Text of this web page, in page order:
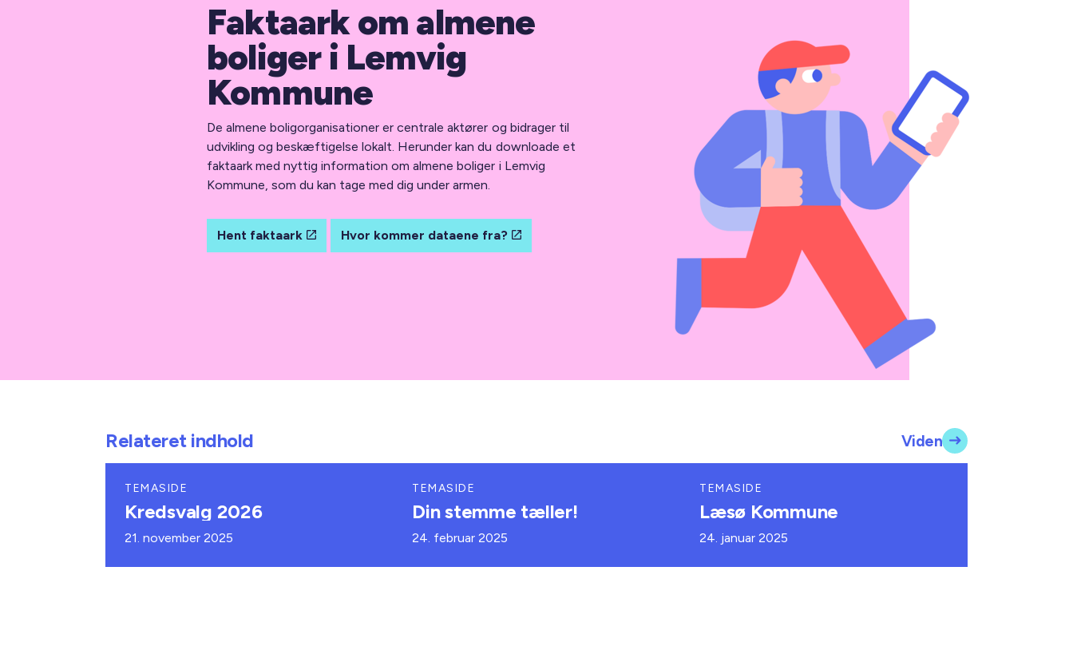
Faktaark om almene
boliger i Lemvig
Kommune
De almene boligorganisationer er centrale aktører og bidrager til
udvikling og beskæftigelse lokalt. Herunder kan du downloade et
faktaark med nyttig information om almene boliger i Lemvig
Kommune, som du kan tage med dig under armen.
Hent faktaark Hvor kommer dataene fra?
Relateret indhold Viden
TEMASIDE
Kredsvalg 2026
21. november 2025
TEMASIDE
Din stemme tæller!
24. februar 2025
TEMASIDE
Læsø Kommune
24. januar 2025